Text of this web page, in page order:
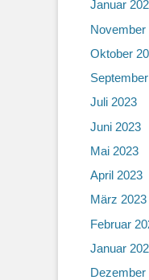
Januar
November
Oktober
Juli 2023
Juni 2023
Mai 2023
April 2023
März 2023
Februar
Januar
Dezember